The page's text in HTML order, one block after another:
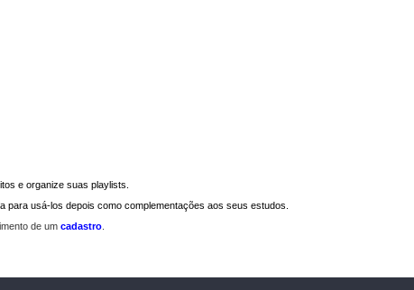
e organize suas playlists.
para usá-los depois como complementações aos seus estudos.
de um cadastro